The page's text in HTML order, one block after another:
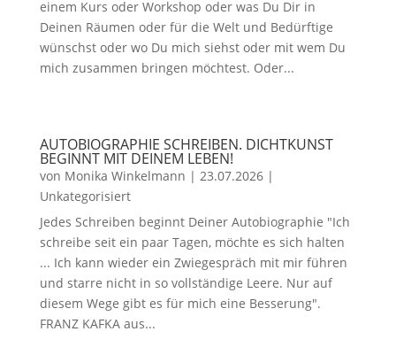
einem Kurs oder Workshop oder was Du Dir in
Deinen Räumen oder für die Welt und Bedürftige
wünschst oder wo Du mich siehst oder mit wem Du
mich zusammen bringen möchtest. Oder...
AUTOBIOGRAPHIE SCHREIBEN. DICHTKUNST
BEGINNT MIT DEINEM LEBEN!
von Monika Winkelmann | 23.07.2026|
Unkategorisiert
Jedes Schreiben beginnt Deiner Autobiographie "Ich
schreibe seit ein paar Tagen, möchte es sich halten
... Ich kann wieder ein Zwiegespräch mit mir führen
und starre nicht in so vollständige Leere. Nur auf
diesem Wege gibt es für mich eine Besserung".
FRANZ KAFKA aus...